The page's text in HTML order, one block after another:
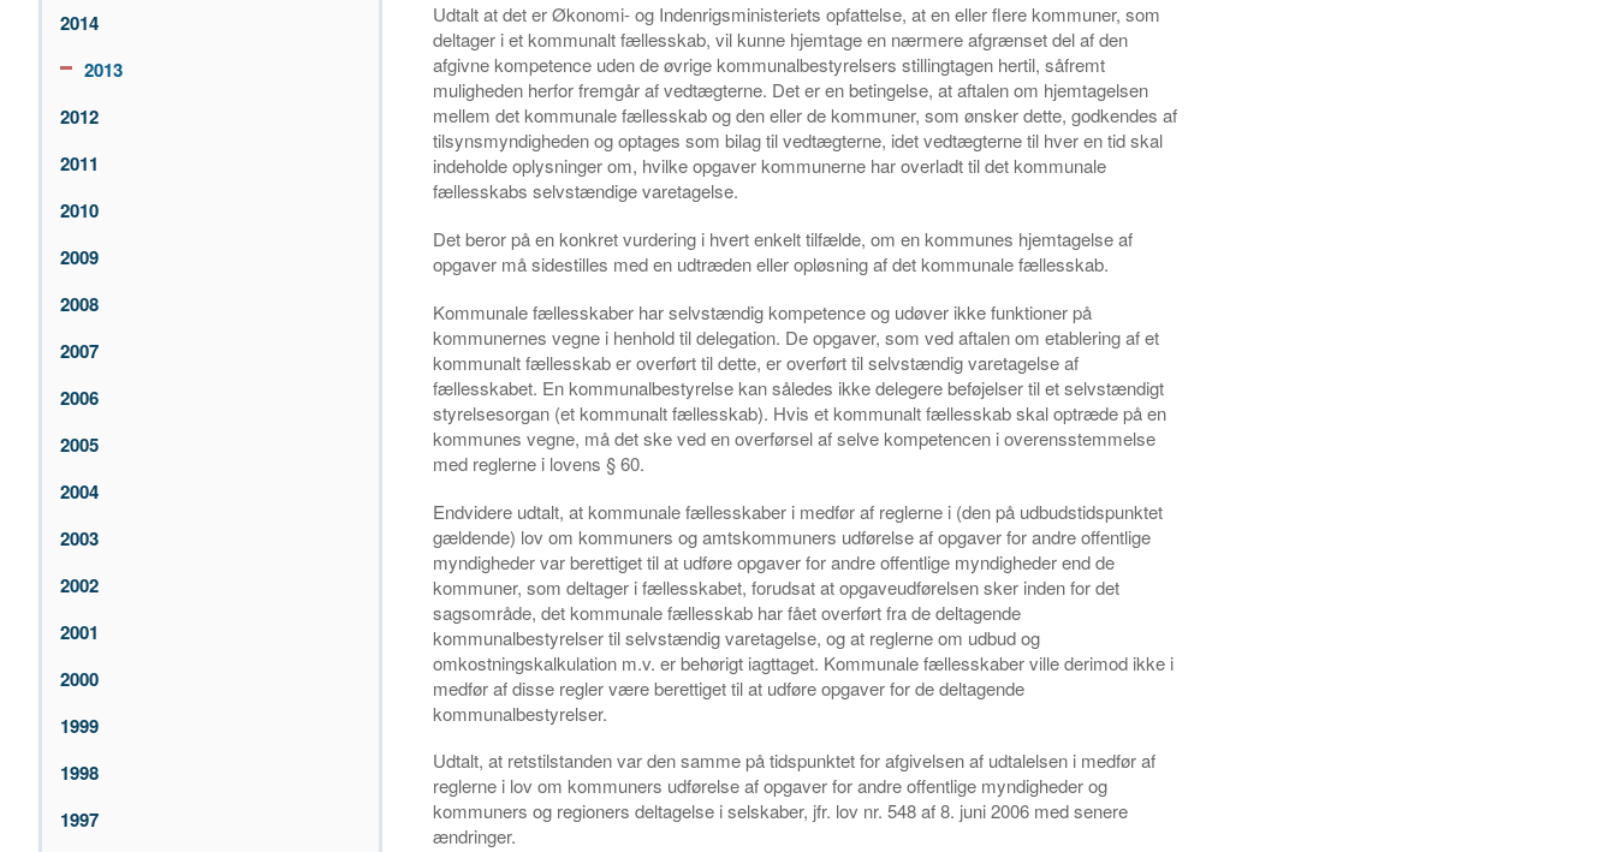
2014
2013
2012
2011
2010
2009
2008
2007
2006
2005
2004
2003
2002
2001
2000
1999
1998
1997
Udtalt at det er Økonomi- og Indenrigsministeriets opfattelse, at en eller flere kommuner, som
deltager i et kommunalt fællesskab, vil kunne hjemtage en nærmere afgrænset del af den
afgivne kompetence uden de øvrige kommunalbestyrelsers stillingtagen hertil, såfremt
muligheden herfor fremgår af vedtægterne. Det er en betingelse, at aftalen om hjemtagelsen
mellem det kommunale fællesskab og den eller de kommuner, som ønsker dette, godkendes af
tilsynsmyndigheden og optages som bilag til vedtægterne, idet vedtægterne til hver en tid skal
indeholde oplysninger om, hvilke opgaver kommunerne har overladt til det kommunale
fællesskabs selvstændige varetagelse.
Det beror på en konkret vurdering i hvert enkelt tilfælde, om en kommunes hjemtagelse af
opgaver må sidestilles med en udtræden eller opløsning af det kommunale fællesskab.
Kommunale fællesskaber har selvstændig kompetence og udøver ikke funktioner på
kommunernes vegne i henhold til delegation. De opgaver, som ved aftalen om etablering af et
kommunalt fællesskab er overført til dette, er overført til selvstændig varetagelse af
fællesskabet. En kommunalbestyrelse kan således ikke delegere beføjelser til et selvstændigt
styrelsesorgan (et kommunalt fællesskab). Hvis et kommunalt fællesskab skal optræde på en
kommunes vegne, må det ske ved en overførsel af selve kompetencen i overensstemmelse
med reglerne i lovens § 60.
Endvidere udtalt, at kommunale fællesskaber i medfør af reglerne i (den på udbudstidspunktet
gældende) lov om kommuners og amtskommuners udførelse af opgaver for andre offentlige
myndigheder var berettiget til at udføre opgaver for andre offentlige myndigheder end de
kommuner, som deltager i fællesskabet, forudsat at opgaveudførelsen sker inden for det
sagsområde, det kommunale fællesskab har fået overført fra de deltagende
kommunalbestyrelser til selvstændig varetagelse, og at reglerne om udbud og
omkostningskalkulation m.v. er behørigt iagttaget. Kommunale fællesskaber ville derimod ikke i
medfør af disse regler være berettiget til at udføre opgaver for de deltagende
kommunalbestyrelser.
Udtalt, at retstilstanden var den samme på tidspunktet for afgivelsen af udtalelsen i medfør af
reglerne i lov om kommuners udførelse af opgaver for andre offentlige myndigheder og
kommuners og regioners deltagelse i selskaber, jfr. lov nr. 548 af 8. juni 2006 med senere
ændringer.